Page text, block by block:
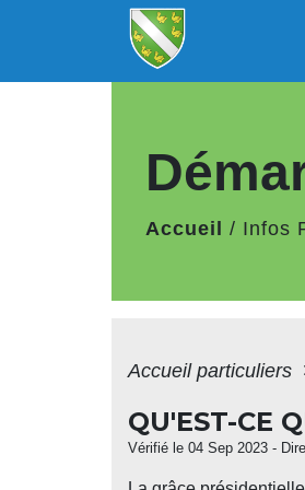
Accueil / Infos
Accueil particuliers
QU'EST-CE
Vérifié le 04 Sep 2023 -